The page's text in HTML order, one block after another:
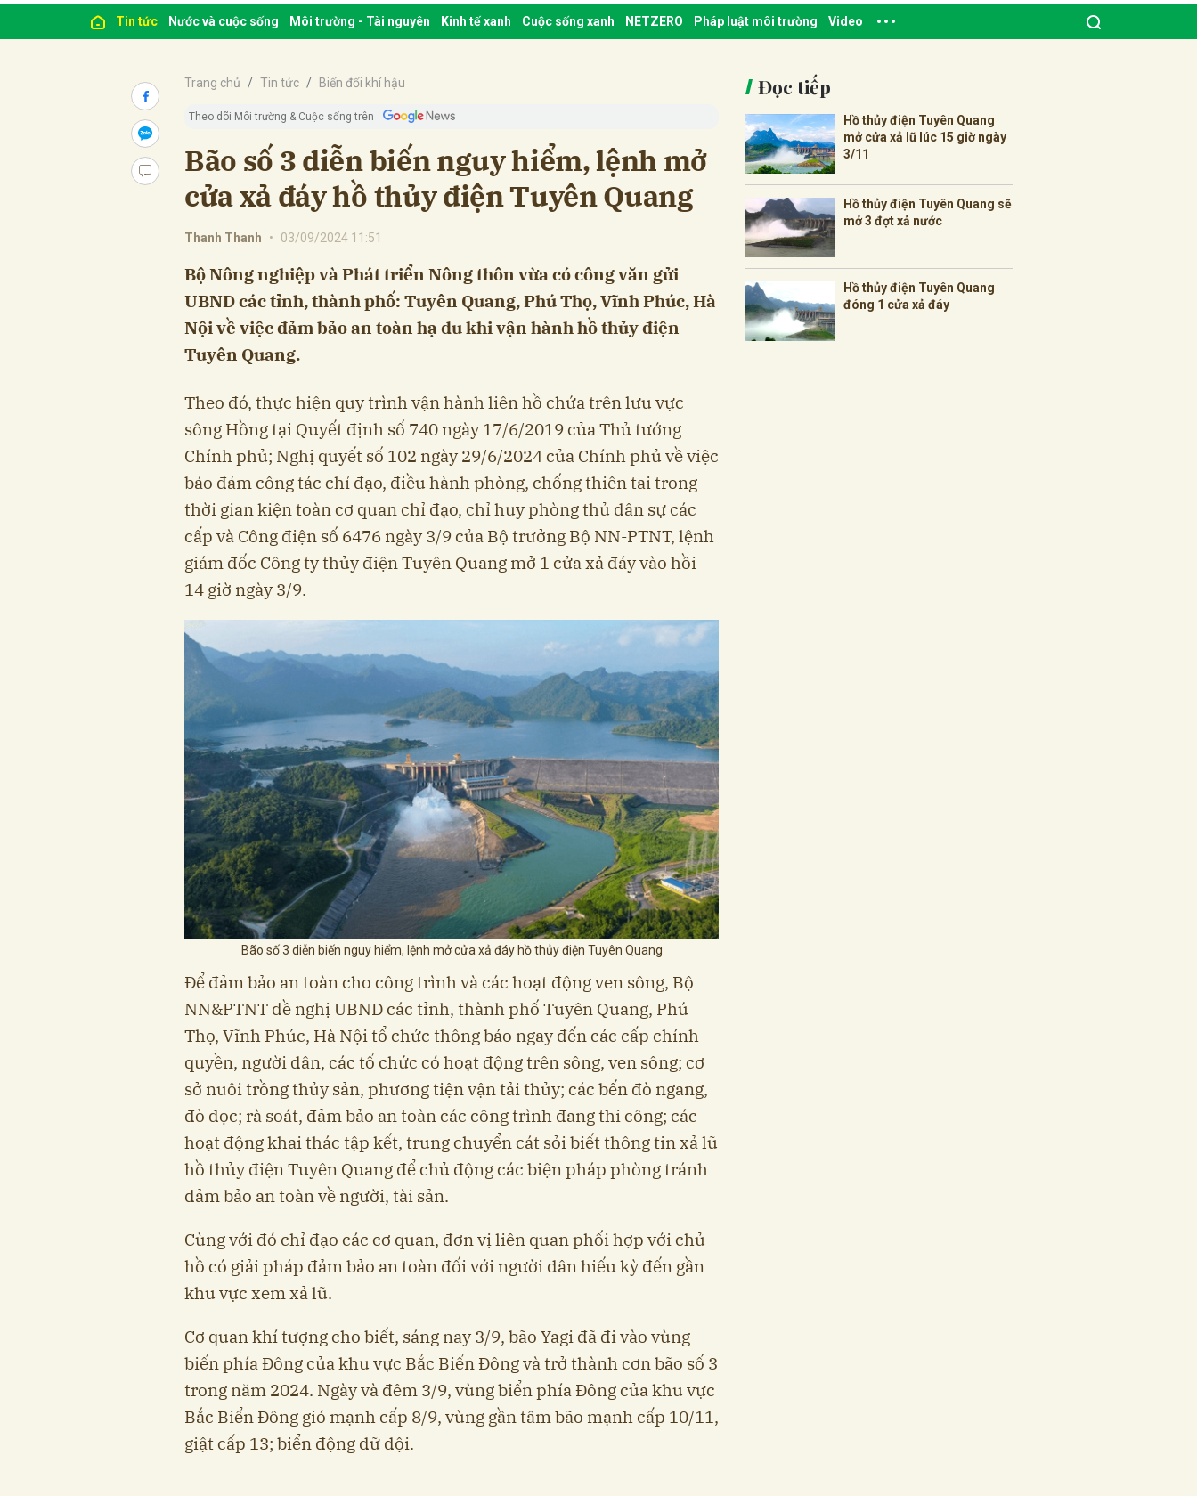
Tin tức Nước và cuộc sống Môi trường - Tài nguyên Kinh tế xanh Cuộc sống xanh NETZERO Pháp luật môi trường Video
Trang chủ Tin tức Biến đổi khí hậu
Theo dõi Môi trường & Cuộc sống trên
Bão số 3 diễn biến nguy hiểm, lệnh mở
cửa xả đáy hồ thủy điện Tuyên Quang
Thanh Thanh • 03/09/2024 11:51
Bộ Nông nghiệp và Phát triển Nông thôn vừa có công văn gửi
UBND các tỉnh, thành phố: Tuyên Quang, Phú Thọ, Vĩnh Phúc, Hà
Nội về việc đảm bảo an toàn hạ du khi vận hành hồ thủy điện
Tuyên Quang.
Theo đó, thực hiện quy trình vận hành liên hồ chứa trên lưu vực
sông Hồng tại Quyết định số 740 ngày 17/6/2019 của Thủ tướng
Chính phủ; Nghị quyết số 102 ngày 29/6/2024 của Chính phủ về việc
bảo đảm công tác chỉ đạo, điều hành phòng, chống thiên tai trong
thời gian kiện toàn cơ quan chỉ đạo, chỉ huy phòng thủ dân sự các
cấp và Công điện số 6476 ngày 3/9 của Bộ trưởng Bộ NN-PTNT, lệnh
giám đốc Công ty thủy điện Tuyên Quang mở 1 cửa xả đáy vào hồi
14 giờ ngày 3/9.
Bão số 3 diễn biến nguy hiểm, lệnh mở cửa xả đáy hồ thủy điện Tuyên Quang
Để đảm bảo an toàn cho công trình và các hoạt động ven sông, Bộ
NN&PTNT đề nghị UBND các tỉnh, thành phố Tuyên Quang, Phú
Thọ, Vĩnh Phúc, Hà Nội tổ chức thông báo ngay đến các cấp chính
quyền, người dân, các tổ chức có hoạt động trên sông, ven sông; cơ
sở nuôi trồng thủy sản, phương tiện vận tải thủy; các bến đò ngang,
đò dọc; rà soát, đảm bảo an toàn các công trình đang thi công; các
hoạt động khai thác tập kết, trung chuyển cát sỏi biết thông tin xả lũ
hồ thủy điện Tuyên Quang để chủ động các biện pháp phòng tránh
đảm bảo an toàn về người, tài sản.
Cùng với đó chỉ đạo các cơ quan, đơn vị liên quan phối hợp với chủ
hồ có giải pháp đảm bảo an toàn đối với người dân hiếu kỳ đến gần
khu vực xem xả lũ.
Cơ quan khí tượng cho biết, sáng nay 3/9, bão Yagi đã đi vào vùng
biển phía Đông của khu vực Bắc Biển Đông và trở thành cơn bão số 3
trong năm 2024. Ngày và đêm 3/9, vùng biển phía Đông của khu vực
Bắc Biển Đông gió mạnh cấp 8/9, vùng gần tâm bão mạnh cấp 10/11,
giật cấp 13; biển động dữ dội.
Đọc tiếp
Hồ thủy điện Tuyên Quang
mở cửa xả lũ lúc 15 giờ ngày
3/11
Hồ thủy điện Tuyên Quang sẽ
mở 3 đợt xả nước
Hồ thủy điện Tuyên Quang
đóng 1 cửa xả đáy